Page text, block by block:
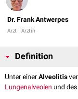
Dr. Frank Antwerpes
Arzt | Ärztin
Definition
Unter einerAlveolitis
Lungenalveolen und